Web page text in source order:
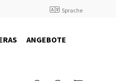
Sprache
ANGEBOTE